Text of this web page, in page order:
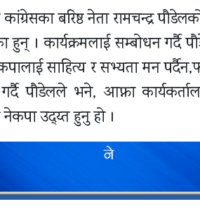
बरिष्ठ नेता रामचन्द्र
। कार्यक्रमलाई सम्बोधन गर्दै
साहित्य र सभ्यता मन
पौडेलले भने, आफ्ना
उद्य्त हुनु हो ।